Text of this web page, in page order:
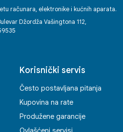
računara, elektronike i kućnih aparata.
Džordža Vašingtona 112,
Korisnički servis
Često postavljana pitanja
Kupovina na rate
Produžene garancije